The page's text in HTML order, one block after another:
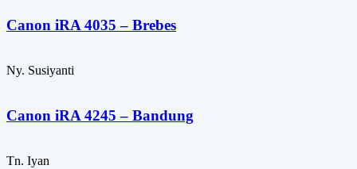
Canon iRA 4035 – Brebes
Ny. Susiyanti
Canon iRA 4245 – Bandung
Tn. Iyan